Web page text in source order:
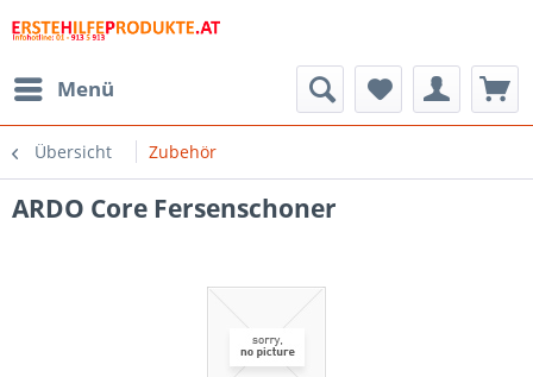
Menü
Übersicht Zubehör
ARDO Core Fersenschoner